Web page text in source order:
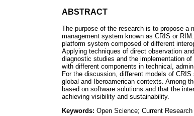
ABSTRACT
The purpose of the research is to propose a
management system known as CRIS or
platform system composed of different
Applying techniques of direct observation
diagnostic studies and the implementation
with different components in technical,
For the discussion, different models of
global and Iberoamerican contexts. Among
based on software solutions and that the
achieving visibility and sustainability.
Keywords: Open Science; Current